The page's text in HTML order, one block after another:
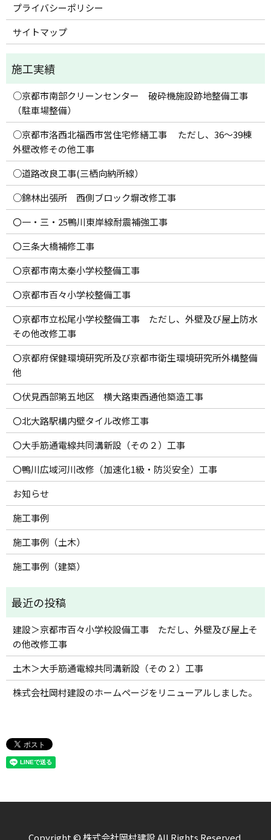
プライバシーポリシー
サイトマップ
○京都市南部クリーンセンター 破砕機施設跡地整備工事
（駐車場整備）
○京都市洛西北福西市営住宅修繕工事 ただし、36～39棟
外壁改修その他工事
○道路改良工事(三栖向納所線）
○錦林出張所 西側ブロック塀改修工事
〇一・三・25鴨川東岸線耐震補強工事
〇三条大橋補修工事
〇京都市南太秦小学校整備工事
〇京都市百々小学校整備工事
〇京都市立松尾小学校整備工事 ただし、外壁及び屋上防水
その他改修工事
〇京都府保健環境研究所及び京都市衛生環境研究所外構整備
他
〇伏見西部第五地区 横大路東西通他築造工事
〇北大路駅構内壁タイル改修工事
〇大手筋通電線共同溝新設（その２）工事
〇鴨川広域河川改修（加速化1級・防災安全）工事
お知らせ
施工事例
施工事例（土木）
施工事例（建築）
建設＞京都市百々小学校設備工事 ただし、外壁及び屋上そ
の他改修工事
土木＞大手筋通電線共同溝新設（その２）工事
株式会社岡村建設のホームページをリニューアルしました。
Copyright © 株式会社岡村建設 All Rights Reserved.